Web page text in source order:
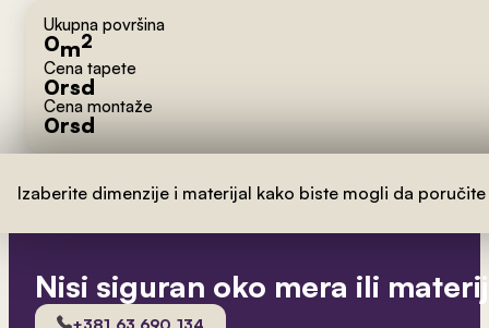
Ukupna površina
0m2
Cena tapete
0rsd
Cena montaže
0rsd
Izaberite dimenzije i materijal kako biste mogli da
Nisi siguran oko mera ili
+381 63 690 134